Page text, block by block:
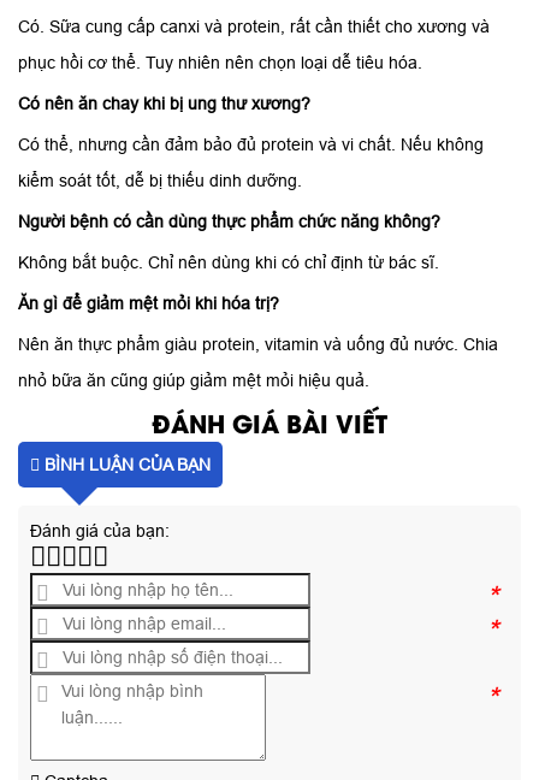
Có. Sữa cung cấp canxi và protein, rất cần thiết cho xương và
phục hồi cơ thể. Tuy nhiên nên chọn loại dễ tiêu hóa.
Có nên ăn chay khi bị ung thư xương?
Có thể, nhưng cần đảm bảo đủ protein và vi chất. Nếu không
kiểm soát tốt, dễ bị thiếu dinh dưỡng.
Người bệnh có cần dùng thực phẩm chức năng không?
Không bắt buộc. Chỉ nên dùng khi có chỉ định từ bác sĩ.
Ăn gì để giảm mệt mỏi khi hóa trị?
Nên ăn thực phẩm giàu protein, vitamin và uống đủ nước. Chia
nhỏ bữa ăn cũng giúp giảm mệt mỏi hiệu quả.
ĐÁNH GIÁ BÀI VIẾT
BÌNH LUẬN CỦA BẠN
Đánh giá của bạn:
*
*
*